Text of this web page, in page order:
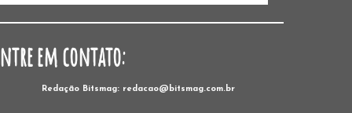
em contato:
Redação Bitsmag: redacao@bitsmag.com.br